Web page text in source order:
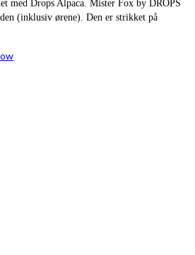
med Drops Alpaca. Mister Fox by DROPS
(inklusiv ørene). Den er strikket på